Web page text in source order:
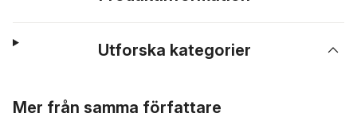
Utforska kategorier
Mer från samma författare